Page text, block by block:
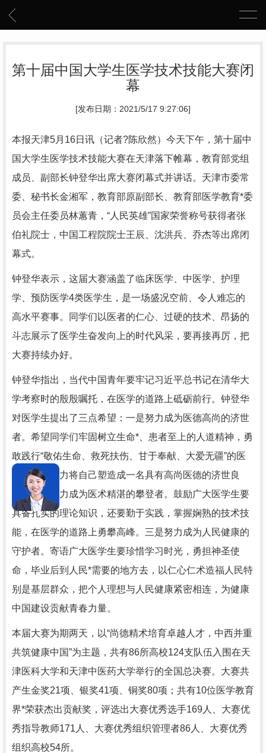
第十届中国大学生医学技术技能大赛闭
幕
[发布日期：2021/5/17 9:27:06]
本报天津5月16日讯（记者?陈欣然）今天下午，第十届中
国大学生医学技术技能大赛在天津落下帷幕，教育部党组
成员、副部长钟登华出席大赛闭幕式并讲话。天津市委常
委、秘书长金湘军，教育部原副部长、教育部医学教育*委
员会主任委员林蕙青，“人民英雄”国家荣誉称号获得者张
伯礼院士，中国工程院院士王辰、沈洪兵、乔杰等出席闭
幕式。
钟登华表示，这届大赛涵盖了临床医学、中医学、护理
学、预防医学4类医学生，是一场盛况空前、令人难忘的
高水平赛事。同学们以医者的仁心、过硬的技术、昂扬的
斗志展示了医学生奋发向上的时代风采，要再接再厉，把
大赛持续办好。
钟登华指出，当代中国青年要牢记习近平总书记在清华大
学考察时的殷殷嘱托，在医学的道路上砥砺前行。钟登华
对医学生提出了三点希望：一是努力成为医德高尚的济世
者。希望同学们牢固树立生命*、患者至上的人道精神，勇
敢践行“敬佑生命、救死扶伤、甘于奉献、大爱无疆”的医
者精神，努力将自己塑造成一名具有高尚医德的济世良
医。二是努力成为医术精湛的攀登者。鼓励广大医学生要
具备扎实的理论知识，还要勤于实践，掌握娴熟的技术技
能，在医学的道路上勇攀高峰。三是努力成为人民健康的
守护者。寄语广大医学生要珍惜学习时光，勇担神圣使
命，毕业后到人民*需要的地方去，以仁心仁术造福人民特
别是基层群众，把个人理想与人民健康紧密相连，为健康
中国建设贡献青春力量。
本届大赛为期两天，以“尚德精术培育卓越人才，中西并重
共筑健康中国”为主题，共有86所高校124支队伍入围在天
津医科大学和天津中医药大学举行的全国总决赛。大赛共
产生金奖21项、银奖41项、铜奖80项；共有10位医学教育
界*荣获杰出贡献奖，评选出大赛优秀选手169人、大赛优
秀指导教师171人、大赛优秀组织管理者86人、大赛优秀
组织高校54所。